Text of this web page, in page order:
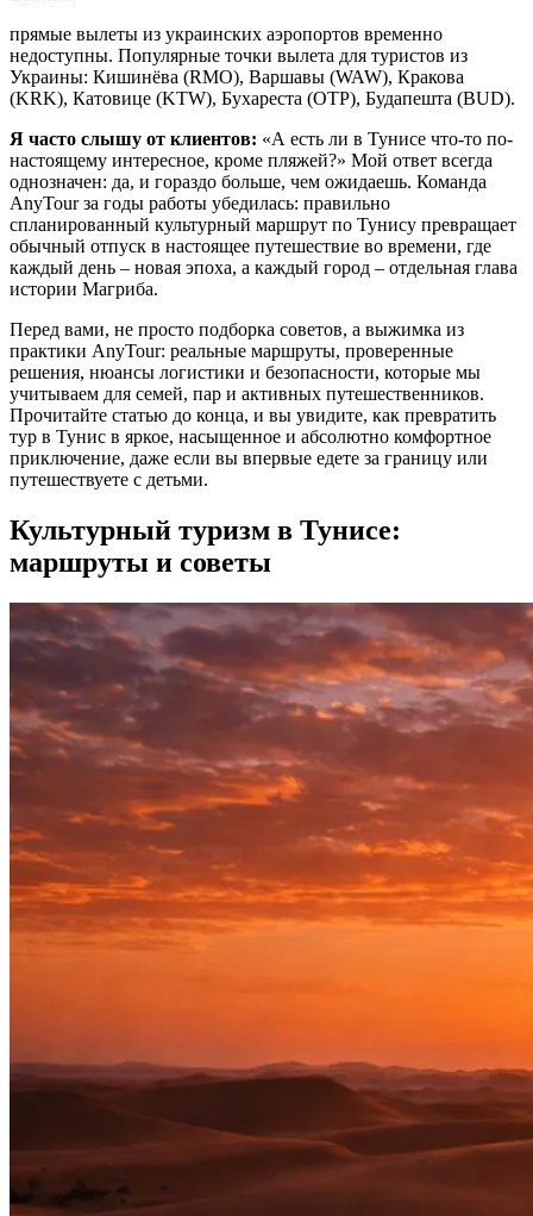
прямые вылеты из украинских аэропортов временно
недоступны. Популярные точки вылета для туристов из
Украины: Кишинёва (RMO), Варшавы (WAW), Кракова
(KRK), Катовице (KTW), Бухареста (OTP), Будапешта (BUD).
Я часто слышу от клиентов: «А есть ли в Тунисе что-то по-
настоящему интересное, кроме пляжей?» Мой ответ всегда
однозначен: да, и гораздо больше, чем ожидаешь. Команда
AnyTour за годы работы убедилась: правильно
спланированный культурный маршрут по Тунису превращает
обычный отпуск в настоящее путешествие во времени, где
каждый день – новая эпоха, а каждый город – отдельная глава
истории Магриба.
Перед вами, не просто подборка советов, а выжимка из
практики AnyTour: реальные маршруты, проверенные
решения, нюансы логистики и безопасности, которые мы
учитываем для семей, пар и активных путешественников.
Прочитайте статью до конца, и вы увидите, как превратить
тур в Тунис в яркое, насыщенное и абсолютно комфортное
приключение, даже если вы впервые едете за границу или
путешествуете с детьми.
Культурный туризм в Тунисе:
маршруты и советы